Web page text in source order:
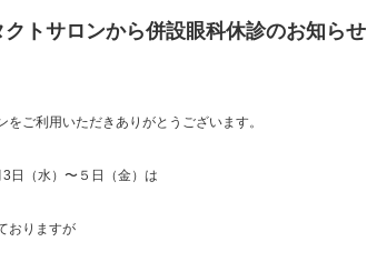
トサロンから併設眼科休診のお知らせ
ご利用いただきありがとうございます。
日（水）〜５日（金）は
おりますが